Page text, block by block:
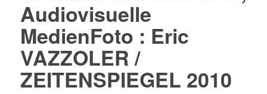
Audiovisuelle
MedienFoto : Eric
VAZZOLER /
ZEITENSPIEGEL 2010